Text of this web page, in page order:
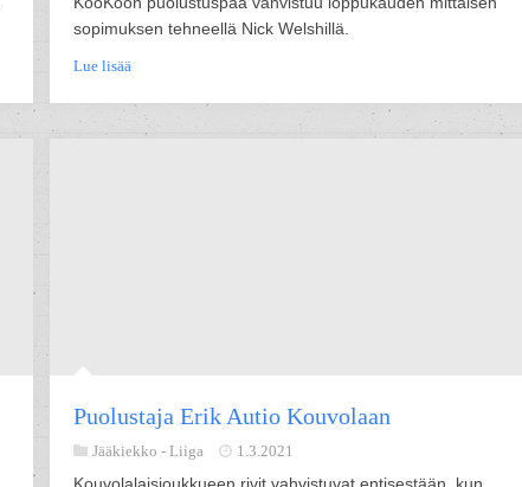
sopimuksen tehneellä Nick Welshillä.
Lue lisää
Puolustaja Erik Autio Kouvolaan
Jääkiekko - Liiga 1.3.2021